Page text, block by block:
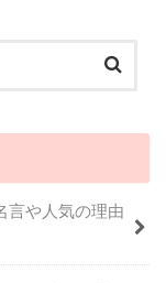
言や人気の理由